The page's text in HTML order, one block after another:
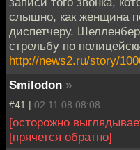
слышно, как женщина
диспетчеру.
стрельбу по
http://news2.ru/story/
Smilodon »
#41 | 02.11.08 08:08
[осторожно
[прячется обратно]